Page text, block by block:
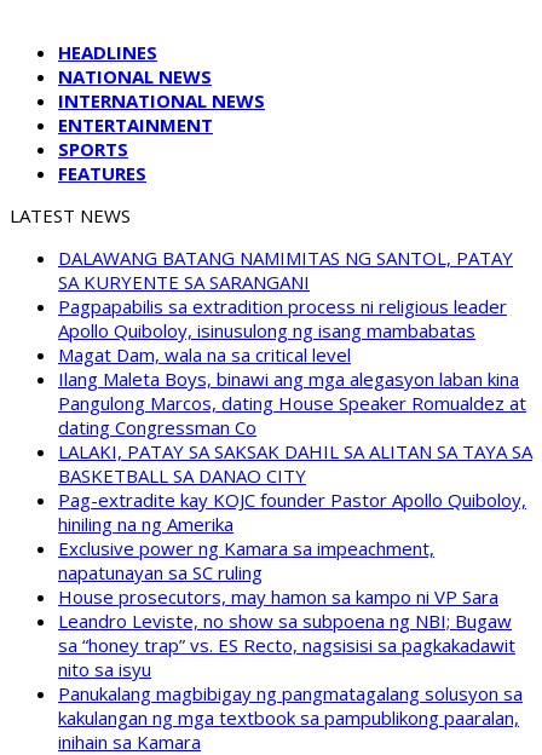
HEADLINES
NATIONAL NEWS
INTERNATIONAL NEWS
ENTERTAINMENT
SPORTS
FEATURES
LATEST NEWS
DALAWANG BATANG NAMIMITAS NG SANTOL, PATAY
SA KURYENTE SA SARANGANI
Pagpapabilis sa extradition process ni religious leader
Apollo Quiboloy, isinusulong ng isang mambabatas
Magat Dam, wala na sa critical level
Ilang Maleta Boys, binawi ang mga alegasyon laban kina
Pangulong Marcos, dating House Speaker Romualdez at
dating Congressman Co
LALAKI, PATAY SA SAKSAK DAHIL SA ALITAN SA TAYA SA
BASKETBALL SA DANAO CITY
Pag-extradite kay KOJC founder Pastor Apollo Quiboloy,
hiniling na ng Amerika
Exclusive power ng Kamara sa impeachment,
napatunayan sa SC ruling
House prosecutors, may hamon sa kampo ni VP Sara
Leandro Leviste, no show sa subpoena ng NBI; Bugaw
sa “honey trap” vs. ES Recto, nagsisisi sa pagkakadawit
nito sa isyu
Panukalang magbibigay ng pangmatagalang solusyon sa
kakulangan ng mga textbook sa pampublikong paaralan,
inihain sa Kamara